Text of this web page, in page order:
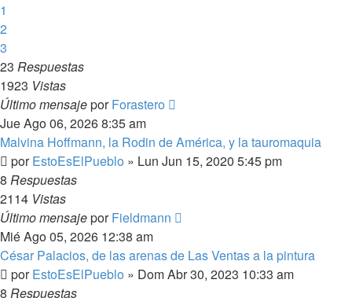
1
2
3
23 Respuestas
1923 Vistas
Último mensajeporForastero
Jue Ago 06, 2026 8:35 am
Malvina Hoffmann, la Rodin de América, y la tauromaquia
porEstoEsElPueblo » Lun Jun 15, 2020 5:45 pm
8 Respuestas
2114 Vistas
Último mensajeporFieldmann
Mié Ago 05, 2026 12:38 am
César Palacios, de las arenas de Las Ventas a la pintura
porEstoEsElPueblo » Dom Abr 30, 2023 10:33 am
8 Respuestas